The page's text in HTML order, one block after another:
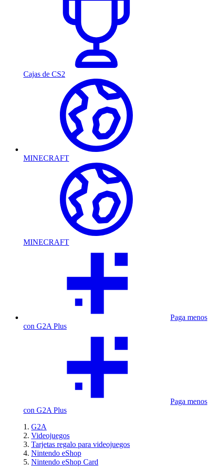
Cajas de CS2
MINECRAFT
MINECRAFT
Paga menos
con G2A Plus
Paga menos
con G2A Plus
G2A
Videojuegos
Tarjetas regalo para videojuegos
Nintendo eShop
Nintendo eShop Card